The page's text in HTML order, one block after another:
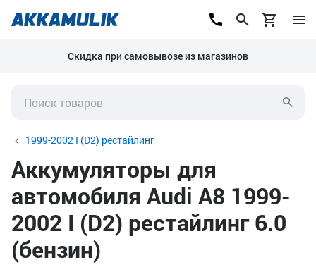
Скидка при самовывозе из магазинов
1999-2002 I (D2) рестайлинг
Аккумуляторы для
автомобиля Audi A8 1999-
2002 I (D2) рестайлинг 6.0
(бензин)